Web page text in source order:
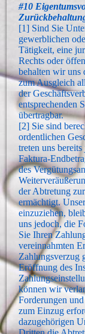
#10
[1] Sind Sie
gewerblichen
Tätigkeit, eine
Rechts oder
behalten wir uns
zum Ausgleich
der
entsprechenden
übertragbar.
[2] Sie sind
ordentlichen
treten uns
Faktura-
des
der Abtretung
ermächtigt.
einzuziehen,
uns jedoch, die
Sie Ihren
vereinnahmten
Zahlungsverzug
Eröffnung des
können wir
Forderungen
zum Einzug
dazugehörigen